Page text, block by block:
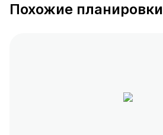
Похожие планировки